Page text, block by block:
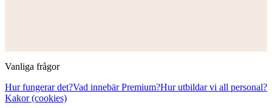
Vanliga frågor
Hur fungerar det?Vad innebär Premium?Hur utbildar vi all personal?
Kakor (cookies)